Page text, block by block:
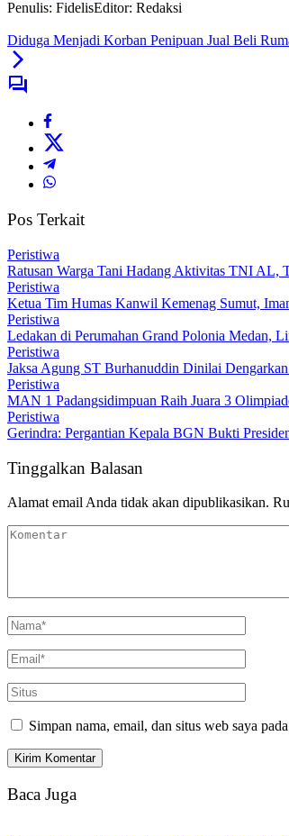
Penulis: FidelisEditor: Redaksi
Diduga Menjadi Korban Penipuan Jual Beli
Pos Terkait
Peristiwa
Ratusan Warga Tani Hadang Aktivitas TNI AL,
Peristiwa
Ketua Tim Humas Kanwil Kemenag Sumut,
Peristiwa
Ledakan di Perumahan Grand Polonia Medan,
Peristiwa
Jaksa Agung ST Burhanuddin Dinilai
Peristiwa
MAN 1 Padangsidimpuan Raih Juara 3
Peristiwa
Gerindra: Pergantian Kepala BGN Bukti
Tinggalkan Balasan
Alamat email Anda tidak akan dipublikasikan.
Simpan nama, email, dan situs web saya
Baca Juga